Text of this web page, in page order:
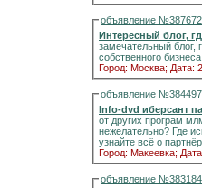
объявление №387672
Интересный блог,
замечательный блог,
собственного
Город: Москва; Дата:
объявление №384497
Info-dvd иберсант
от других програм
нежелательно? Где
узнайте всё о
Город: Макеевка;
объявление №383184